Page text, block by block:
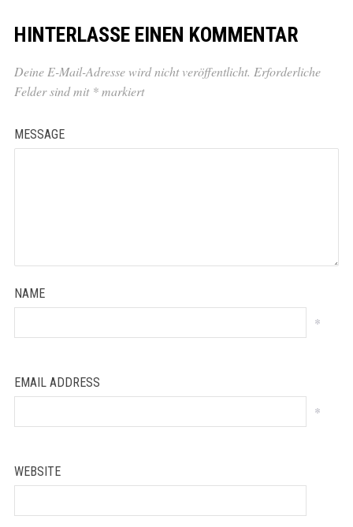
HINTERLASSE EINEN KOMMENTAR
Deine E-Mail-Adresse wird nicht veröffentlicht. Erforderliche
Felder sind mit *markiert
MESSAGE
NAME
*
EMAIL ADDRESS
*
WEBSITE